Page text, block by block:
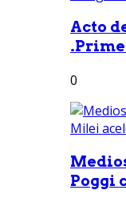
Acto
0
Poggi